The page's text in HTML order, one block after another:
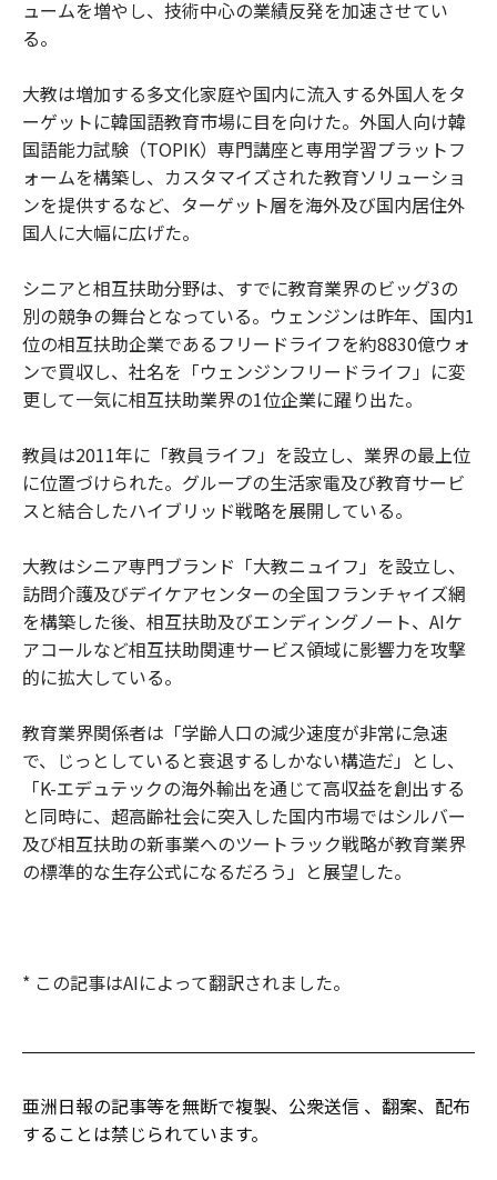
ュームを増やし、技術中心の業績反発を加速させてい
る。
大教は増加する多文化家庭や国内に流入する外国人をタ
ーゲットに韓国語教育市場に目を向けた。外国人向け韓
国語能力試験（TOPIK）専門講座と専用学習プラットフ
ォームを構築し、カスタマイズされた教育ソリューショ
ンを提供するなど、ターゲット層を海外及び国内居住外
国人に大幅に広げた。
シニアと相互扶助分野は、すでに教育業界のビッグ3の
別の競争の舞台となっている。ウェンジンは昨年、国内1
位の相互扶助企業であるフリードライフを約8830億ウォ
ンで買収し、社名を「ウェンジンフリードライフ」に変
更して一気に相互扶助業界の1位企業に躍り出た。
教員は2011年に「教員ライフ」を設立し、業界の最上位
に位置づけられた。グループの生活家電及び教育サービ
スと結合したハイブリッド戦略を展開している。
大教はシニア専門ブランド「大教ニュイフ」を設立し、
訪問介護及びデイケアセンターの全国フランチャイズ網
を構築した後、相互扶助及びエンディングノート、AIケ
アコールなど相互扶助関連サービス領域に影響力を攻撃
的に拡大している。
教育業界関係者は「学齢人口の減少速度が非常に急速
で、じっとしていると衰退するしかない構造だ」とし、
「K-エデュテックの海外輸出を通じて高収益を創出する
と同時に、超高齢社会に突入した国内市場ではシルバー
及び相互扶助の新事業へのツートラック戦略が教育業界
の標準的な生存公式になるだろう」と展望した。
* この記事はAIによって翻訳されました。
亜洲日報の記事等を無断で複製、公衆送信 、翻案、配布
することは禁じられています。